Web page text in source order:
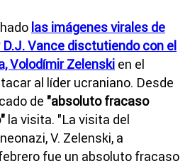
las imágenes virales de
D.J. Vance disctutiendo con el
Volodímir Zelenski en el
al líder ucraniano. Desde
de "absoluto fracaso
la visita. "La visita del
V. Zelenski, a
fue un absoluto fracaso